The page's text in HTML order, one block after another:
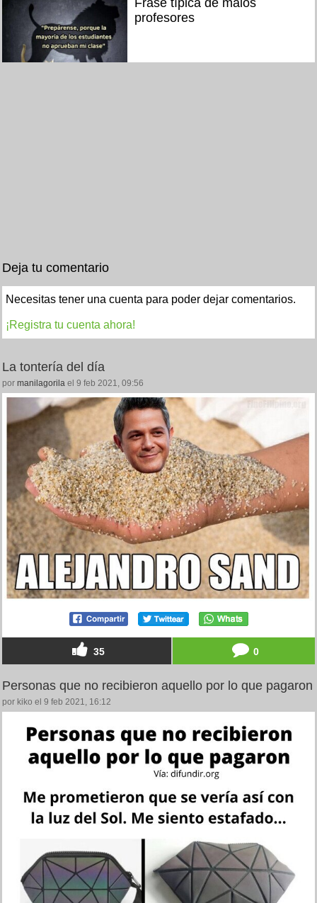
Frase típica de malos
profesores
Deja tu comentario
Necesitas tener una cuenta para poder dejar comentarios.
¡Registra tu cuenta ahora!
La tontería del día
por manilagorila el 9 feb 2021, 09:56
35 0
Personas que no recibieron aquello por lo que pagaron
por kiko el 9 feb 2021, 16:12